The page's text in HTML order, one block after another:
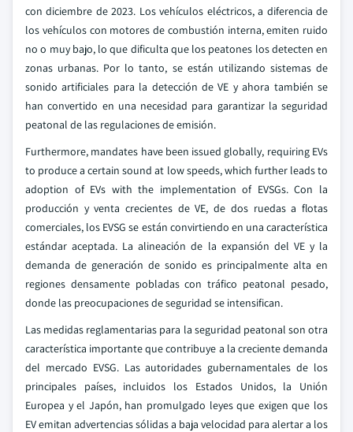
con diciembre de 2023. Los vehículos eléctricos, a diferencia de
los vehículos con motores de combustión interna, emiten ruido
no o muy bajo, lo que dificulta que los peatones los detecten en
zonas urbanas. Por lo tanto, se están utilizando sistemas de
sonido artificiales para la detección de VE y ahora también se
han convertido en una necesidad para garantizar la seguridad
peatonal de las regulaciones de emisión.
Furthermore, mandates have been issued globally, requiring EVs
to produce a certain sound at low speeds, which further leads to
adoption of EVs with the implementation of EVSGs. Con la
producción y venta crecientes de VE, de dos ruedas a flotas
comerciales, los EVSG se están convirtiendo en una característica
estándar aceptada. La alineación de la expansión del VE y la
demanda de generación de sonido es principalmente alta en
regiones densamente pobladas con tráfico peatonal pesado,
donde las preocupaciones de seguridad se intensifican.
Las medidas reglamentarias para la seguridad peatonal son otra
característica importante que contribuye a la creciente demanda
del mercado EVSG. Las autoridades gubernamentales de los
principales países, incluidos los Estados Unidos, la Unión
Europea y el Japón, han promulgado leyes que exigen que los
EV emitan advertencias sólidas a baja velocidad para alertar a los